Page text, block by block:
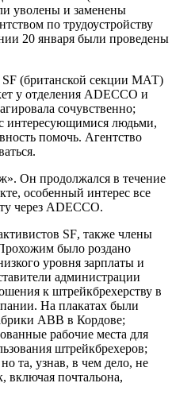
уволены и заменены
по трудоустройству
20 января были проведены
SF (британской секции МАТ)
у отделения ADECCO и
сочувственно;
с интересующимися людьми,
помочь. Агентство
Он продолжался в течение
особенный интерес все
через ADECCO.
SF, также члены
было роздано
уровня зарплаты и
администрации
к штрейкбрехерству в
На плакатах были
АВВ в Кордове;
рабочие места для
штрейкбрехеров;
та, узнав, в чем дело, не
включая почтальона,